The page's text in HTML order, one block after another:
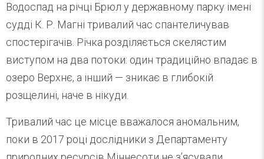
Водоспад на річці Брюл у державному парку імені
судді К. Р. Магні тривалий час спантеличував
спостерігачів. Річка розділяється скелястим
виступом на два потоки: один традиційно впадає в
озеро Верхнє, а інший — зникає в глибокій
розщелині, наче в нікуди.
Тривалий час це місце вважалося аномальним,
поки в 2017 році дослідники з Департаменту